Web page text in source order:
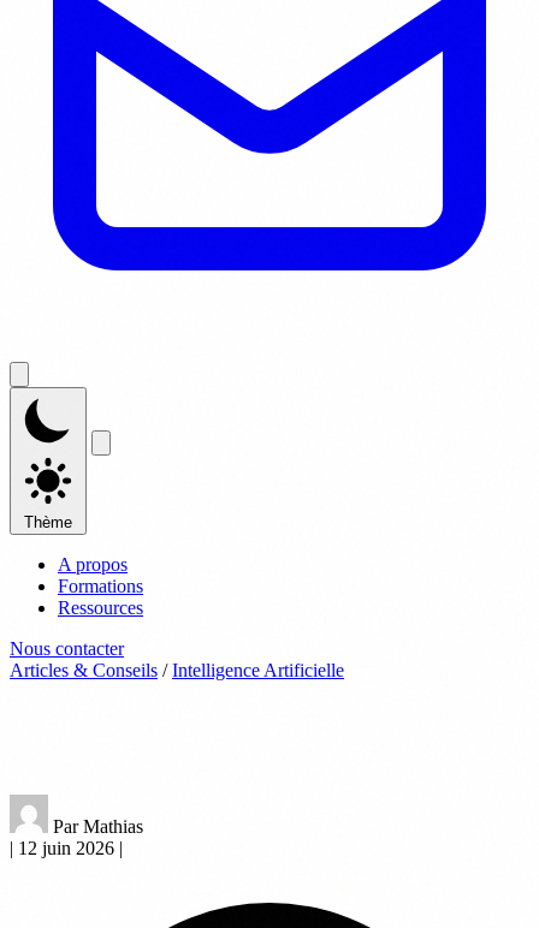
Thème
A propos
Formations
Ressources
Nous contacter
Articles & Conseils / Intelligence Artificielle
Par Mathias
| 12 juin 2026 |